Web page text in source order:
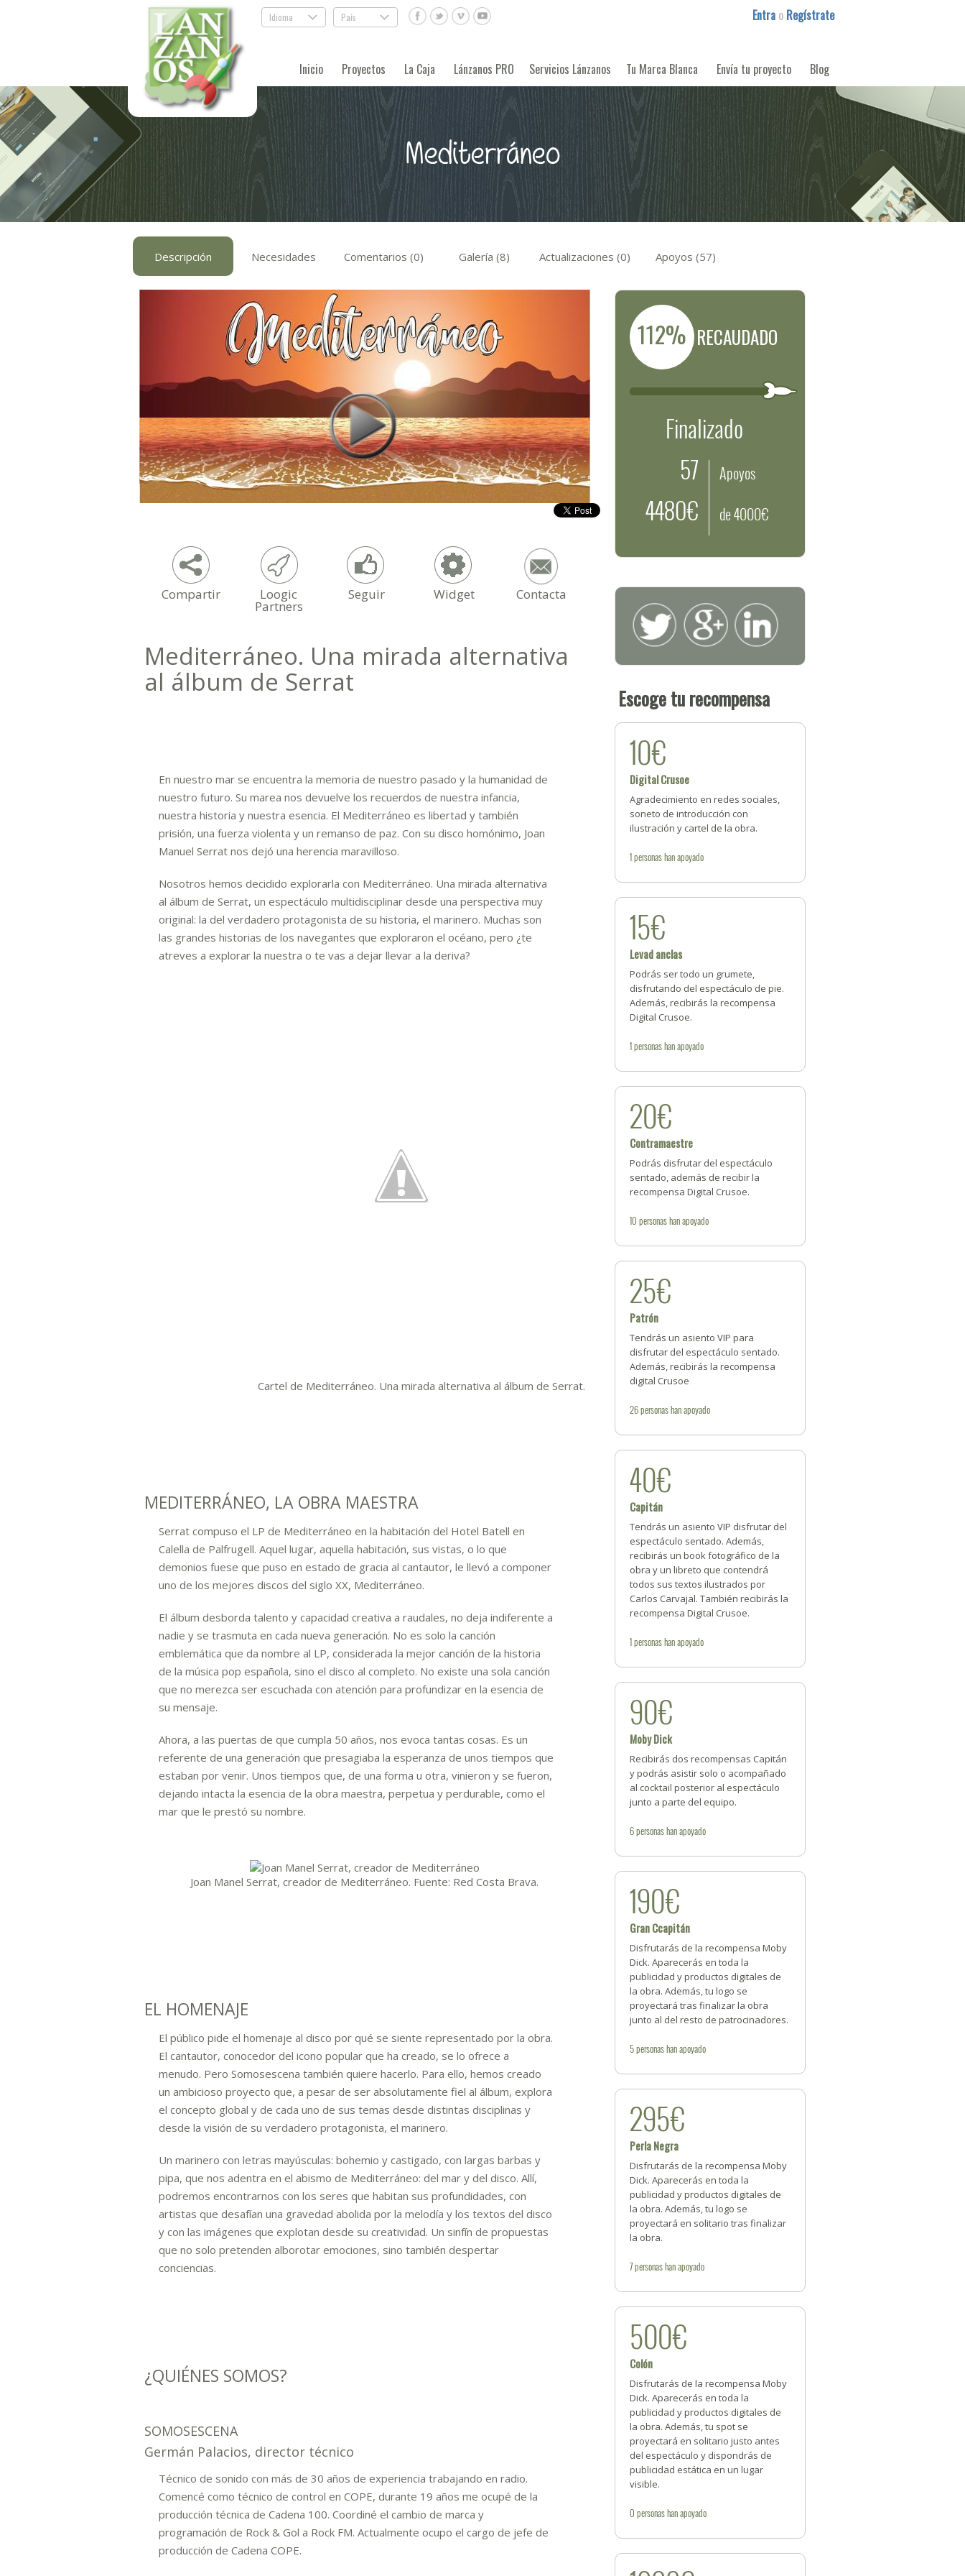
Idioma . País . Entra o Regístrate
Inicio Proyectos La Caja Lánzanos PRO Servicios Lánzanos Tu Marca Blanca Envía tu proyecto Blog
Mediterráneo
Descripción Necesidades Comentarios (0) Galería (8) Actualizaciones (0) Apoyos (57)
Compartir Loogic
Partners
Seguir Widget Contacta
Mediterráneo. Una mirada alternativa
al álbum de Serrat
En nuestro mar se encuentra la memoria de nuestro pasado y la humanidad de
nuestro futuro. Su marea nos devuelve los recuerdos de nuestra infancia,
nuestra historia y nuestra esencia. El Mediterráneo es libertad y también
prisión, una fuerza violenta y un remanso de paz. Con su disco homónimo, Joan
Manuel Serrat nos dejó una herencia maravilloso.
Nosotros hemos decidido explorarla con Mediterráneo. Una mirada alternativa
al álbum de Serrat, un espectáculo multidisciplinar desde una perspectiva muy
original: la del verdadero protagonista de su historia, el marinero. Muchas son
las grandes historias de los navegantes que exploraron el océano, pero ¿te
atreves a explorar la nuestra o te vas a dejar llevar a la deriva?
Cartel de Mediterráneo. Una mirada alternativa al álbum de Serrat.
MEDITERRÁNEO, LA OBRA MAESTRA
Serrat compuso el LP de Mediterráneo en la habitación del Hotel Batell en
Calella de Palfrugell. Aquel lugar, aquella habitación, sus vistas, o lo que
demonios fuese que puso en estado de gracia al cantautor, le llevó a componer
uno de los mejores discos del siglo XX, Mediterráneo.
El álbum desborda talento y capacidad creativa a raudales, no deja indiferente a
nadie y se trasmuta en cada nueva generación. No es solo la canción
emblemática que da nombre al LP, considerada la mejor canción de la historia
de la música pop española, sino el disco al completo. No existe una sola canción
que no merezca ser escuchada con atención para profundizar en la esencia de
su mensaje.
Ahora, a las puertas de que cumpla 50 años, nos evoca tantas cosas. Es un
referente de una generación que presagiaba la esperanza de unos tiempos que
estaban por venir. Unos tiempos que, de una forma u otra, vinieron y se fueron,
dejando intacta la esencia de la obra maestra, perpetua y perdurable, como el
mar que le prestó su nombre.
Joan Manel Serrat, creador de Mediterráneo. Fuente: Red Costa Brava.
EL HOMENAJE
El público pide el homenaje al disco por qué se siente representado por la obra.
El cantautor, conocedor del icono popular que ha creado, se lo ofrece a
menudo. Pero Somosescena también quiere hacerlo. Para ello, hemos creado
un ambicioso proyecto que, a pesar de ser absolutamente fiel al álbum, explora
el concepto global y de cada uno de sus temas desde distintas disciplinas y
desde la visión de su verdadero protagonista, el marinero.
Un marinero con letras mayúsculas: bohemio y castigado, con largas barbas y
pipa, que nos adentra en el abismo de Mediterráneo: del mar y del disco. Allí,
podremos encontrarnos con los seres que habitan sus profundidades, con
artistas que desafían una gravedad abolida por la melodía y los textos del disco
y con las imágenes que explotan desde su creatividad. Un sinfín de propuestas
que no solo pretenden alborotar emociones, sino también despertar
conciencias.
¿QUIÉNES SOMOS?
SOMOSESCENA
Germán Palacios, director técnico
Técnico de sonido con más de 30 años de experiencia trabajando en radio.
Comencé como técnico de control en COPE, durante 19 años me ocupé de la
producción técnica de Cadena 100. Coordiné el cambio de marca y
programación de Rock & Gol a Rock FM. Actualmente ocupo el cargo de jefe de
producción de Cadena COPE.
112% RECAUDADO
Finalizado
57
4480€
Apoyos
de 4000€
Escoge tu recompensa
10€
Digital Crusoe
Agradecimiento en redes sociales,
soneto de introducción con
ilustración y cartel de la obra.
1personashan apoyado
15€
Levad anclas
Podrás ser todo un grumete,
disfrutando del espectáculo de pie.
Además, recibirás la recompensa
Digital Crusoe.
1personashan apoyado
20€
Contramaestre
Podrás disfrutar del espectáculo
sentado, además de recibir la
recompensa Digital Crusoe.
10personashan apoyado
25€
Patrón
Tendrás un asiento VIP para
disfrutar del espectáculo sentado.
Además, recibirás la recompensa
digital Crusoe
26personashan apoyado
40€
Capitán
Tendrás un asiento VIP disfrutar del
espectáculo sentado. Además,
recibirás un book fotográfico de la
obra y un libreto que contendrá
todos sus textos ilustrados por
Carlos Carvajal. También recibirás la
recompensa Digital Crusoe.
1personashan apoyado
90€
Moby Dick
Recibirás dos recompensas Capitán
y podrás asistir solo o acompañado
al cocktail posterior al espectáculo
junto a parte del equipo.
6personashan apoyado
190€
Gran Ccapitán
Disfrutarás de la recompensa Moby
Dick. Aparecerás en toda la
publicidad y productos digitales de
la obra. Además, tu logo se
proyectará tras finalizar la obra
junto al del resto de patrocinadores.
5personashan apoyado
295€
Perla Negra
Disfrutarás de la recompensa Moby
Dick. Aparecerás en toda la
publicidad y productos digitales de
la obra. Además, tu logo se
proyectará en solitario tras finalizar
la obra.
7personashan apoyado
500€
Colón
Disfrutarás de la recompensa Moby
Dick. Aparecerás en toda la
publicidad y productos digitales de
la obra. Además, tu spot se
proyectará en solitario justo antes
del espectáculo y dispondrás de
publicidad estática en un lugar
visible.
0personashan apoyado